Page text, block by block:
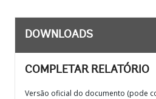
DOWNLOADS
COMPLETAR RELATÓRIO
Versão oficial do documento (pode